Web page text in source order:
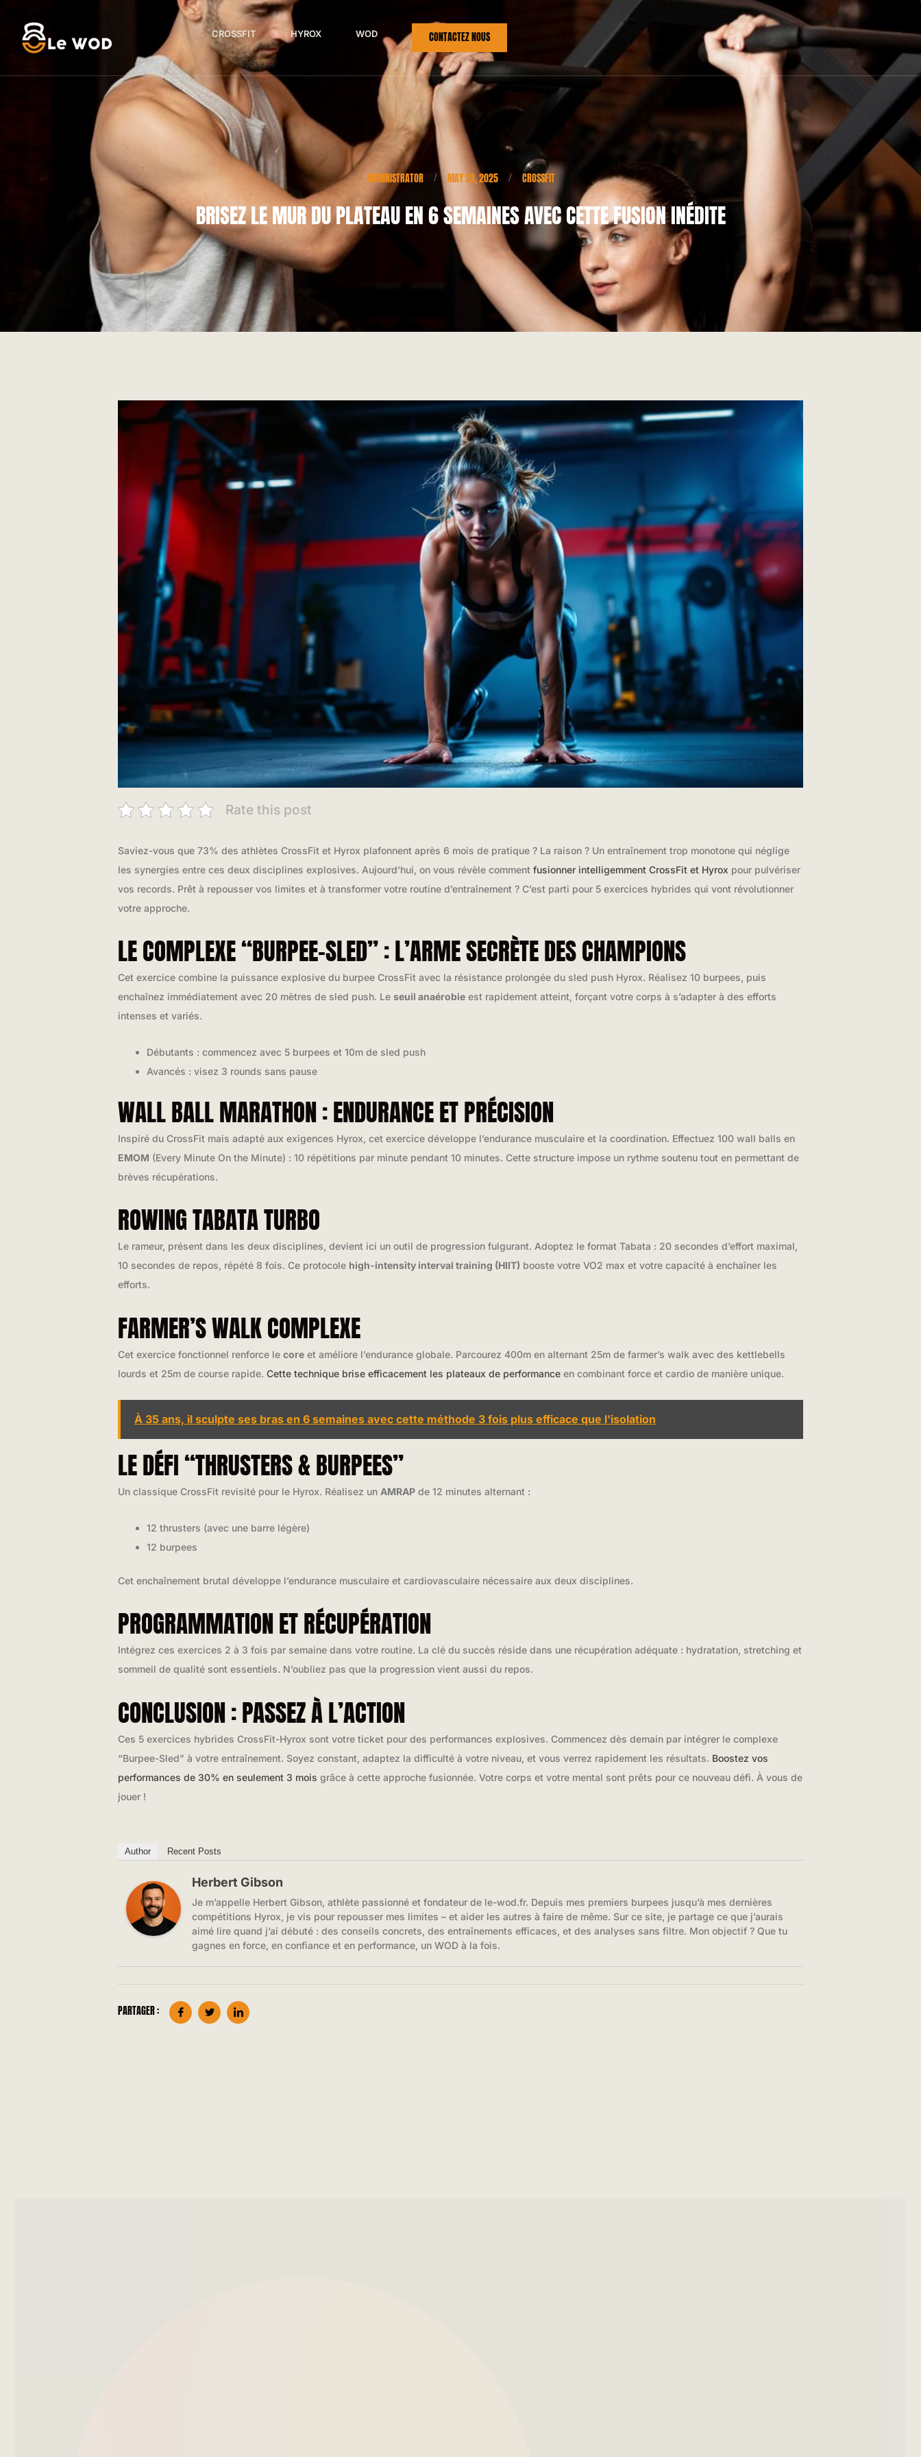
CROSSFIT HYROX WOD CONTACTEZ NOUS
ADMINISTRATOR / MAY 23, 2025 / CROSSFIT
BRISEZ LE MUR DU PLATEAU EN 6 SEMAINES AVEC CETTE FUSION INÉDITE
Rate this post
Saviez-vous que 73% des athlètes CrossFit et Hyrox plafonnent après 6 mois de pratique ? La raison ? Un entraînement trop monotone qui néglige
les synergies entre ces deux disciplines explosives. Aujourd’hui, on vous révèle comment fusionner intelligemment CrossFit et Hyrox pour pulvériser
vos records. Prêt à repousser vos limites et à transformer votre routine d’entraînement ? C’est parti pour 5 exercices hybrides qui vont révolutionner
votre approche.
LE COMPLEXE “BURPEE-SLED” : L’ARME SECRÈTE DES CHAMPIONS
Cet exercice combine la puissance explosive du burpee CrossFit avec la résistance prolongée du sled push Hyrox. Réalisez 10 burpees, puis
enchaînez immédiatement avec 20 mètres de sled push. Le seuil anaérobie est rapidement atteint, forçant votre corps à s’adapter à des efforts
intenses et variés.
Débutants : commencez avec 5 burpees et 10m de sled push
Avancés : visez 3 rounds sans pause
WALL BALL MARATHON : ENDURANCE ET PRÉCISION
Inspiré du CrossFit mais adapté aux exigences Hyrox, cet exercice développe l’endurance musculaire et la coordination. Effectuez 100 wall balls en
EMOM (Every Minute On the Minute) : 10 répétitions par minute pendant 10 minutes. Cette structure impose un rythme soutenu tout en permettant de
brèves récupérations.
ROWING TABATA TURBO
Le rameur, présent dans les deux disciplines, devient ici un outil de progression fulgurant. Adoptez le format Tabata : 20 secondes d’effort maximal,
10 secondes de repos, répété 8 fois. Ce protocole high-intensity interval training (HIIT) booste votre VO2 max et votre capacité à enchaîner les
efforts.
FARMER’S WALK COMPLEXE
Cet exercice fonctionnel renforce le core et améliore l’endurance globale. Parcourez 400m en alternant 25m de farmer’s walk avec des kettlebells
lourds et 25m de course rapide. Cette technique brise efficacement les plateaux de performance en combinant force et cardio de manière unique.
À 35 ans, il sculpte ses bras en 6 semaines avec cette méthode 3 fois plus efficace que l'isolation
LE DÉFI “THRUSTERS & BURPEES”
Un classique CrossFit revisité pour le Hyrox. Réalisez un AMRAP de 12 minutes alternant :
12 thrusters (avec une barre légère)
12 burpees
Cet enchaînement brutal développe l’endurance musculaire et cardiovasculaire nécessaire aux deux disciplines.
PROGRAMMATION ET RÉCUPÉRATION
Intégrez ces exercices 2 à 3 fois par semaine dans votre routine. La clé du succès réside dans une récupération adéquate : hydratation, stretching et
sommeil de qualité sont essentiels. N’oubliez pas que la progression vient aussi du repos.
CONCLUSION : PASSEZ À L’ACTION
Ces 5 exercices hybrides CrossFit-Hyrox sont votre ticket pour des performances explosives. Commencez dès demain par intégrer le complexe
“Burpee-Sled” à votre entraînement. Soyez constant, adaptez la difficulté à votre niveau, et vous verrez rapidement les résultats. Boostez vos
performances de 30% en seulement 3 mois grâce à cette approche fusionnée. Votre corps et votre mental sont prêts pour ce nouveau défi. À vous de
jouer !
Author Recent Posts
Herbert Gibson
Je m’appelle Herbert Gibson, athlète passionné et fondateur de le-wod.fr. Depuis mes premiers burpees jusqu’à mes dernières
compétitions Hyrox, je vis pour repousser mes limites – et aider les autres à faire de même. Sur ce site, je partage ce que j’aurais
aimé lire quand j’ai débuté : des conseils concrets, des entraînements efficaces, et des analyses sans filtre. Mon objectif ? Que tu
gagnes en force, en confiance et en performance, un WOD à la fois.
PARTAGER :